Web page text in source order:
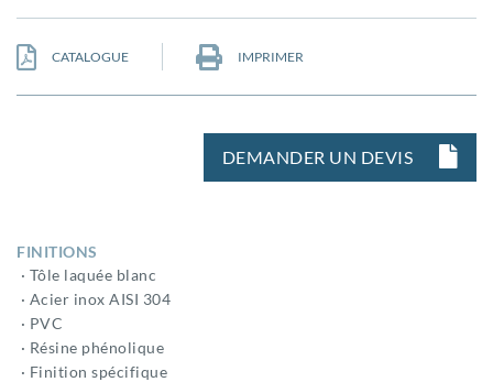
CATALOGUE IMPRIMER
DEMANDER UN DEVIS
FINITIONS
· Tôle laquée blanc
· Acier inox AISI 304
· PVC
· Résine phénolique
· Finition spécifique